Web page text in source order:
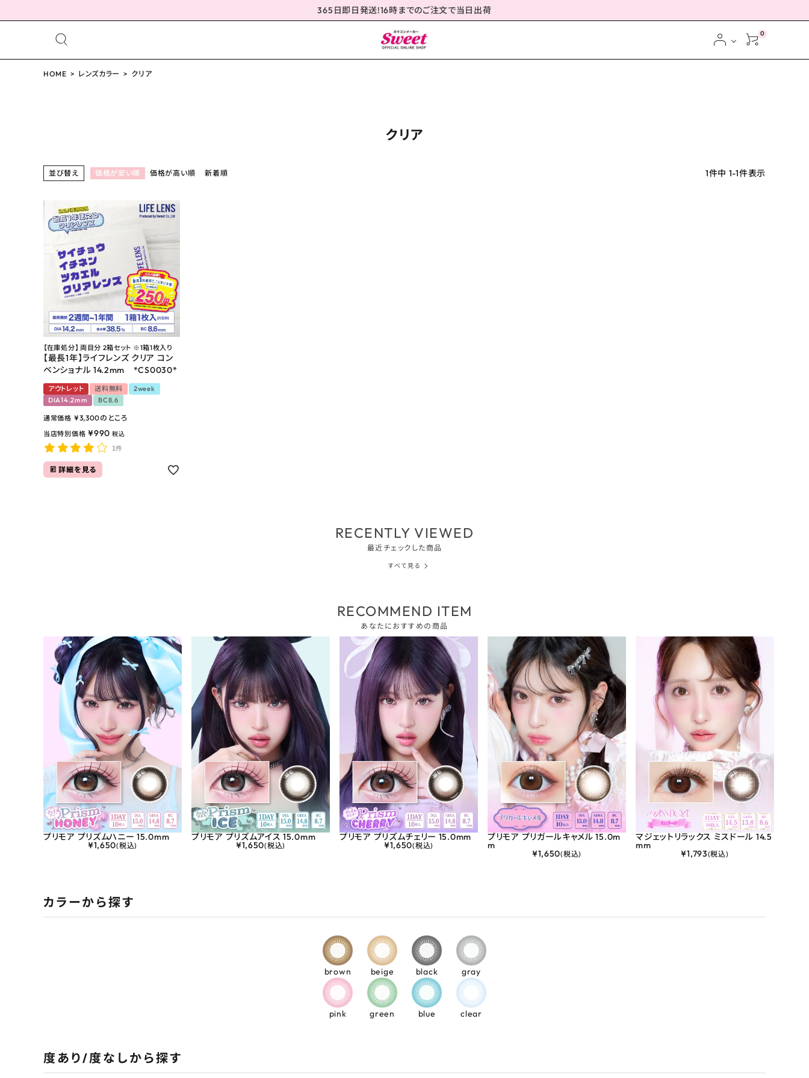
365日即日発送!16時までのご注文で当日出荷
0
ログイン person 会員登録
お支払い方法について
お買い物ガイド
お問い合わせ
ブログページ
HOME レンズカラー クリア
クリア
並び替え 価格が安い順 価格が高い順 新着順 1件中 1-1件表示
【在庫処分】 両目分 2箱セット ※1箱1枚入り
【最長1年】ライフレンズ クリア コン
ベンショナル 14.2mm *CS0030*
アウトレット 送料無料
2week
DIA14.2mm
BC8.6
通常価格 ¥3,300のところ
当店特別価格 ¥990 税込
1件
詳細を見る
RECENTLY VIEWED
最近チェックした商品
すべて見る
RECOMMEND ITEM
あなたにおすすめの商品
プリモア プリズムハニー 15.0mm
¥1,650(税込)
プリモア プリズムアイス 15.0mm
¥1,650(税込)
プリモア プリズムチェリー 15.0mm
¥1,650(税込)
プリモア プリガールキャメル 15.0m
m
¥1,650(税込)
マジェットリラックス ミスドール 14.5
mm
¥1,793(税込)
カラーから探す
brown beige black gray
pink green blue clear
度あり/度なしから探す